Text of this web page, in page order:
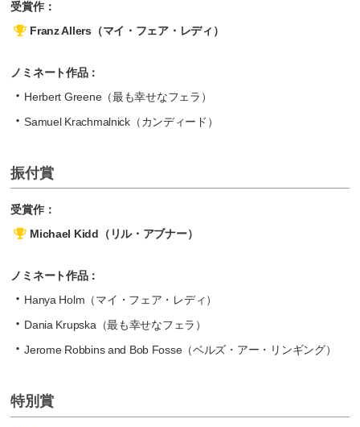
受賞作：
Franz Allers（マイ・フェア・レディ）
ノミネート作品：
Herbert Greene（最も幸せなフェラ）
Samuel Krachmalnick（カンディード）
振付賞
受賞作：
Michael Kidd（リル・アブナー）
ノミネート作品：
Hanya Holm（マイ・フェア・レディ）
Dania Krupska（最も幸せなフェラ）
Jerome Robbins and Bob Fosse（ベルズ・アー・リンギング）
特別賞